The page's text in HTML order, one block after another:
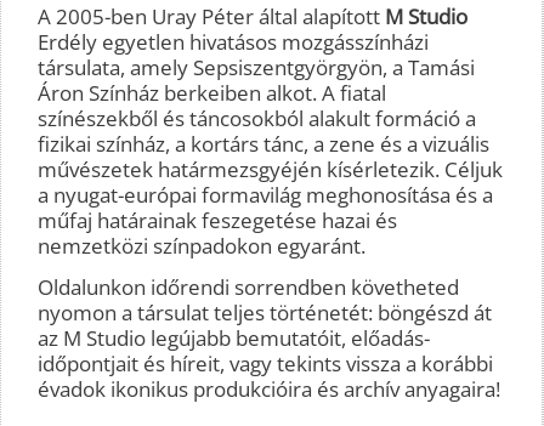
A 2005-ben Uray Péter által alapított M Studio
Erdély egyetlen hivatásos mozgásszínházi
társulata, amely Sepsiszentgyörgyön, a Tamási
Áron Színház berkeiben alkot. A fiatal
színészekből és táncosokból alakult formáció a
fizikai színház, a kortárs tánc, a zene és a vizuális
művészetek határmezsgyéjén kísérletezik. Céljuk
a nyugat-európai formavilág meghonosítása és a
műfaj határainak feszegetése hazai és
nemzetközi színpadokon egyaránt.
Oldalunkon időrendi sorrendben követheted
nyomon a társulat teljes történetét: böngészd át
az M Studio legújabb bemutatóit, előadás-
időpontjait és híreit, vagy tekints vissza a korábbi
évadok ikonikus produkcióira és archív anyagaira!